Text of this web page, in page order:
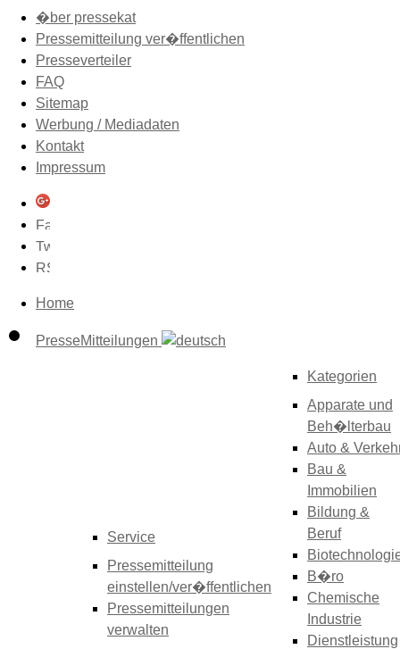
�ber pressekat
Pressemitteilung ver�ffentlichen
Presseverteiler
FAQ
Sitemap
Werbung / Mediadaten
Kontakt
Impressum
Home
PresseMitteilungen
Service
Pressemitteilung
einstellen/ver�ffentlichen
Pressemitteilungen
verwalten
Kategorien
Apparate und
Beh�lterbau
Auto &
Bau &
Immobilien
Bildung &
Beruf
B�ro
Chemische
Industrie
Dienstleistung